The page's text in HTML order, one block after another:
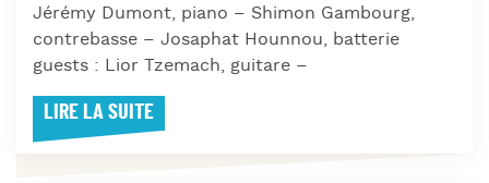
Jérémy Dumont, piano – Shimon Gambourg,
contrebasse – Josaphat Hounnou, batterie
guests : Lior Tzemach, guitare –
LIRE LA SUITE